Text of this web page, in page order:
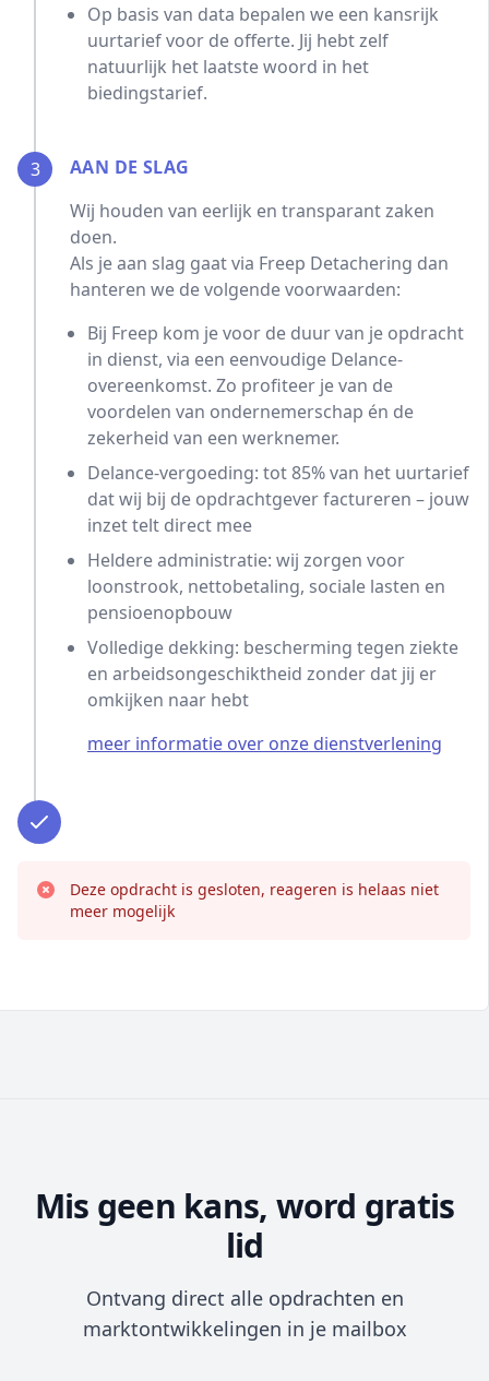
Op basis van data bepalen we een kansrijk
uurtarief voor de offerte. Jij hebt zelf
natuurlijk het laatste woord in het
biedingstarief.
3
AAN DE SLAG
Wij houden van eerlijk en transparant zaken
doen.
Als je aan slag gaat via Freep Detachering dan
hanteren we de volgende voorwaarden:
Bij Freep kom je voor de duur van je opdracht
in dienst, via een eenvoudige Delance-
overeenkomst. Zo profiteer je van de
voordelen van ondernemerschap én de
zekerheid van een werknemer.
Delance-vergoeding: tot 85% van het uurtarief
dat wij bij de opdrachtgever factureren – jouw
inzet telt direct mee
Heldere administratie: wij zorgen voor
loonstrook, nettobetaling, sociale lasten en
pensioenopbouw
Volledige dekking: bescherming tegen ziekte
en arbeidsongeschiktheid zonder dat jij er
omkijken naar hebt
meer informatie over onze dienstverlening
Deze opdracht is gesloten, reageren is helaas niet
meer mogelijk
Mis geen kans, word gratis
lid
Ontvang direct alle opdrachten en
marktontwikkelingen in je mailbox